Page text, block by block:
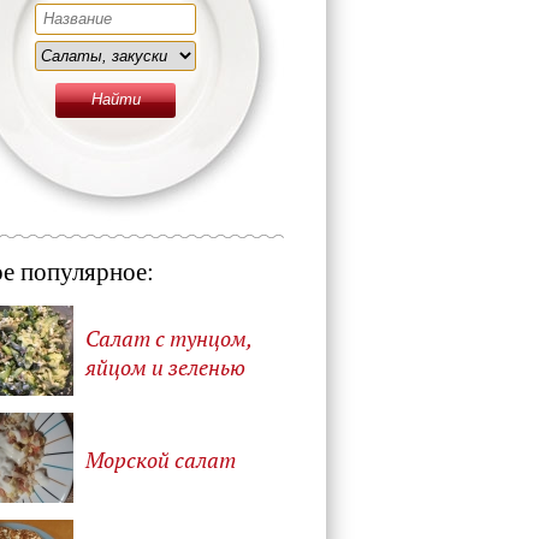
популярное:
Салат с тунцом,
яйцом и зеленью
Морской салат